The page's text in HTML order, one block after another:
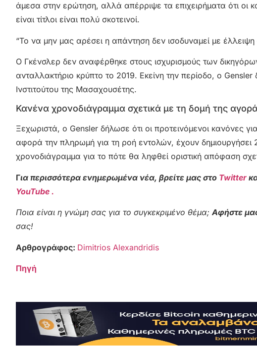
άμεσα στην ερώτηση, αλλά απέρριψε τα επιχειρήματα ότι οι
είναι τίτλοι είναι πολύ σκοτεινοί.
“Το να μην μας αρέσει η απάντηση δεν ισοδυναμεί με
Ο Γκένσλερ δεν αναφέρθηκε στους ισχυρισμούς των
ανταλλακτήριο κρύπτο το 2019. Εκείνη την περίοδο, ο
Ινστιτούτου της Μασαχουσέτης.
Κανένα χρονοδιάγραμμα σχετικά με τη δομή της
Ξεχωριστά, ο Gensler δήλωσε ότι οι προτεινόμενοι κανόνες
αφορά την πληρωμή για τη ροή εντολών, έχουν
χρονοδιάγραμμα για το πότε θα ληφθεί οριστική απόφαση
Για περισσότερα ενημερωμένα νέα, βρείτε μας στο Twitter
YouTube .
Ποια είναι η γνώμη σας για το συγκεκριμένο θέμα;Αφήστε
σας!
Αρθρογράφος: Dimitrios Alexandridis
Πηγή